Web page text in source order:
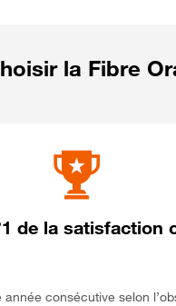
la Fibre
de la satisfaction
année consécutive selon